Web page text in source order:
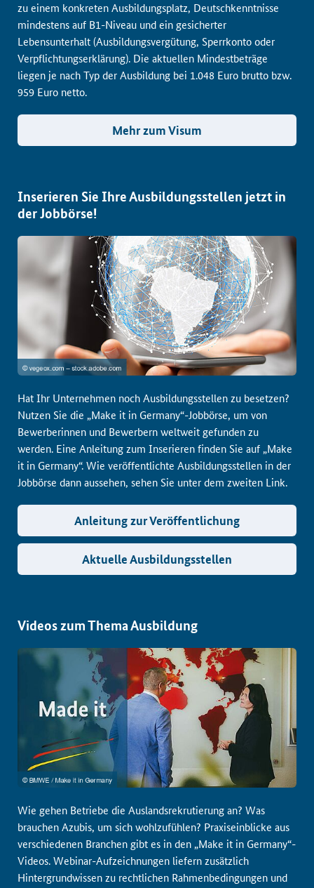
zu einem konkreten Ausbildungsplatz, Deutschkenntnisse
mindestens auf B1-Niveau und ein gesicherter
Lebensunterhalt (Ausbildungsvergütung, Sperrkonto oder
Verpflichtungserklärung). Die aktuellen Mindestbeträge
liegen je nach Typ der Ausbildung bei 1.048 Euro brutto bzw.
959 Euro netto.
Mehr zum Visum
Inserieren Sie Ihre Ausbildungsstellen jetzt in
der Jobbörse!
Hat Ihr Unternehmen noch Ausbildungsstellen zu besetzen?
Nutzen Sie die „Make it in Germany“-Jobbörse, um von
Bewerberinnen und Bewerbern weltweit gefunden zu
werden. Eine Anleitung zum Inserieren finden Sie auf „Make
it in Germany“. Wie veröffentlichte Ausbildungsstellen in der
Jobbörse dann aussehen, sehen Sie unter dem zweiten Link.
Anleitung zur Veröffentlichung
Aktuelle Ausbildungsstellen
Videos zum Thema Ausbildung
Wie gehen Betriebe die Auslandsrekrutierung an? Was
brauchen Azubis, um sich wohlzufühlen? Praxiseinblicke aus
verschiedenen Branchen gibt es in den „Make it in Germany“-
Videos. Webinar-Aufzeichnungen liefern zusätzlich
Hintergrundwissen zu rechtlichen Rahmenbedingungen und